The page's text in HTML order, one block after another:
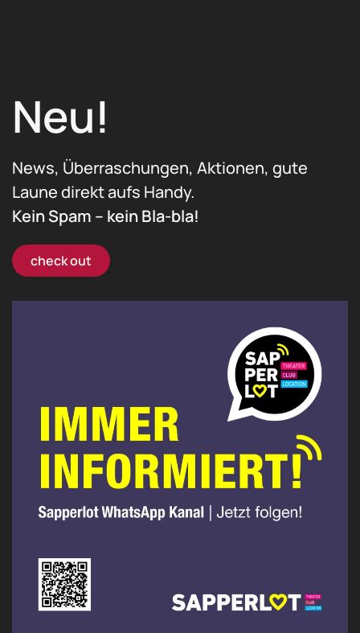
Neu!
News, Überraschungen, Aktionen, gute
Laune direkt aufs Handy.
Kein Spam – kein Bla-bla!
check out